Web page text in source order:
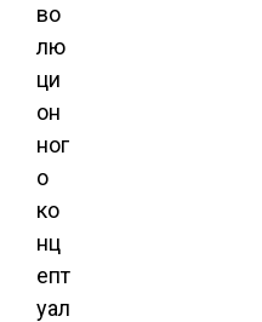
во
лю
ци
он
ног
о
ко
нц
епт
уал